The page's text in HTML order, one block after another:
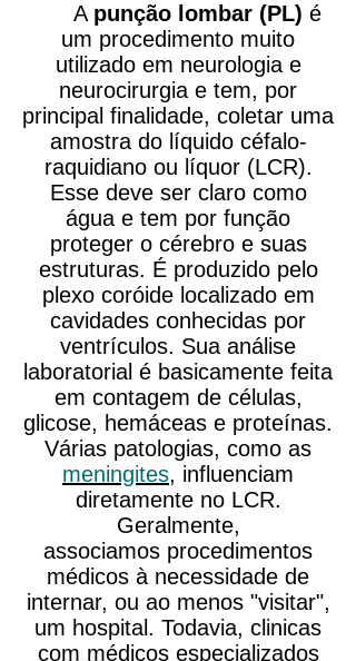
A punção lombar (PL) é
um procedimento muito
utilizado em neurologia e
neurocirurgia e tem, por
principal finalidade, coletar uma
amostra do líquido céfalo-
raquidiano ou líquor (LCR).
Esse deve ser claro como
água e tem por função
proteger o cérebro e suas
estruturas. É produzido pelo
plexo coróide localizado em
cavidades conhecidas por
ventrículos. Sua análise
laboratorial é basicamente feita
em contagem de células,
glicose, hemáceas e proteínas.
Várias patologias, como as
meningites, influenciam
diretamente no LCR.
Geralmente,
associamos procedimentos
médicos à necessidade de
internar, ou ao menos "visitar",
um hospital. Todavia, clinicas
com médicos especializados